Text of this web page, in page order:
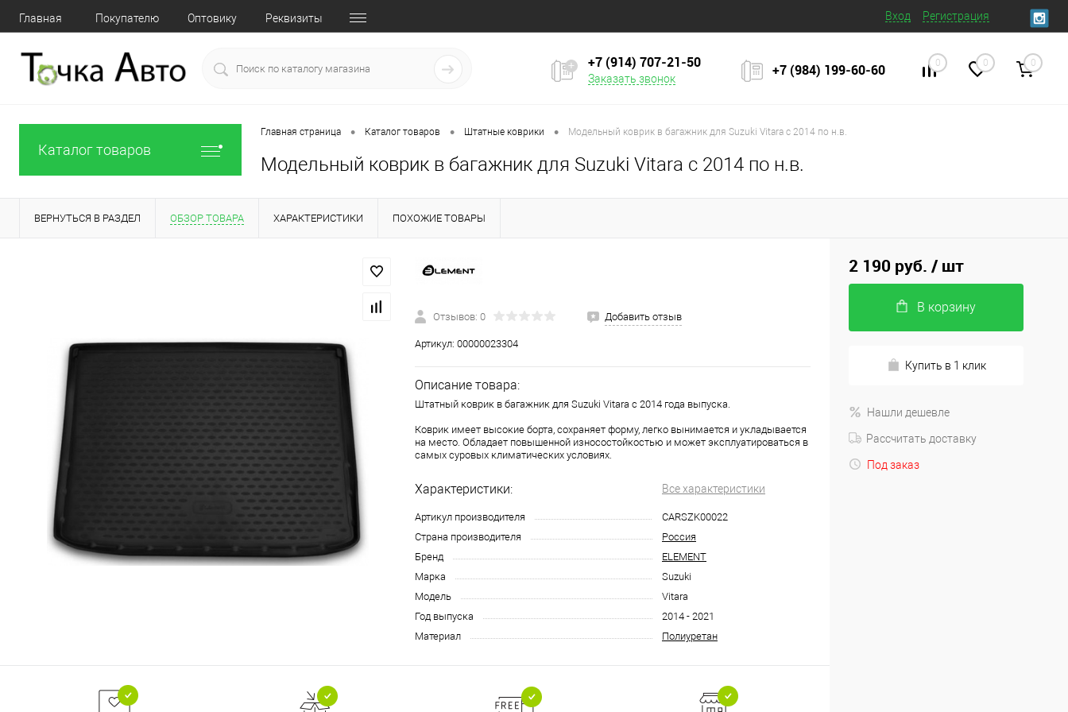
Главная Покупателю Оптовику Реквизиты Вход Регистрация
+7 (914) 707‒21‒50
Заказать звонок +7 (984) 199‒60‒60 0 0 0
Каталог товаров
Главная страница • Каталог товаров • Штатные коврики • Модельный коврик в багажник для Suzuki Vitara с 2014 по н.в.
Модельный коврик в багажник для Suzuki Vitara с 2014 по н.в.
ВЕРНУТЬСЯ В РАЗДЕЛ ОБЗОР ТОВАРА ХАРАКТЕРИСТИКИ ПОХОЖИЕ ТОВАРЫ
Отзывов: 0 Добавить отзыв
Артикул: 00000023304
Описание товара:
Штатный коврик в багажник для Suzuki Vitara с 2014 года выпуска.
Коврик имеет высокие борта, сохраняет форму, легко вынимается и укладывается
на место. Обладает повышенной износостойкостью и может эксплуатироваться в
самых суровых климатических условиях.
Характеристики: Все характеристики
Артикул производителя
CARSZK00022
Страна производителя
Россия
Бренд
ELEMENT
Марка
Suzuki
Модель
Vitara
Год выпуска
2014 - 2021
Материал
Полиуретан
2 190 руб. / шт
В корзину
Купить в 1 клик
Нашли дешевле
Рассчитать доставку
Под заказ